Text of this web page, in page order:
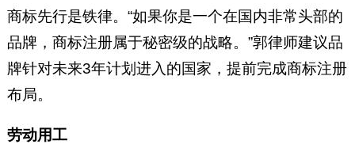
商标先行是铁律。“如果你是一个在国内非常头部的
品牌，商标注册属于秘密级的战略。”郭律师建议品
牌针对未来3年计划进入的国家，提前完成商标注册
布局。
劳动用工